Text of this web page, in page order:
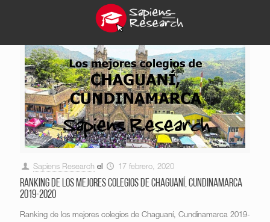
Sapiens Research el 17 febrero, 2020
Ranking de los mejores colegios de Chaguaní, Cundinamarca
2019-2020
Ranking de los mejores colegios de Chaguaní, Cundinamarca 2019-